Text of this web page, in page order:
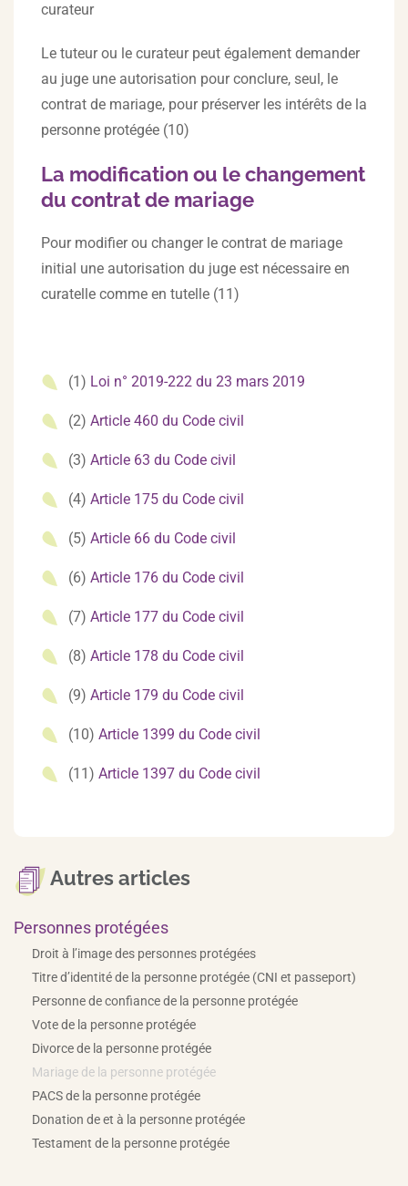
curateur
Le tuteur ou le curateur peut également demander
au juge une autorisation pour conclure, seul, le
contrat de mariage, pour préserver les intérêts de la
personne protégée (10)
La modification ou le changement
du contrat de mariage
Pour modifier ou changer le contrat de mariage
initial une autorisation du juge est nécessaire en
curatelle comme en tutelle (11)
(1) Loi n° 2019-222 du 23 mars 2019
(2) Article 460 du Code civil
(3) Article 63 du Code civil
(4) Article 175 du Code civil
(5) Article 66 du Code civil
(6) Article 176 du Code civil
(7) Article 177 du Code civil
(8) Article 178 du Code civil
(9) Article 179 du Code civil
(10) Article 1399 du Code civil
(11) Article 1397 du Code civil
Autres articles
Personnes protégées
Droit à l’image des personnes protégées
Titre d’identité de la personne protégée (CNI et passeport)
Personne de confiance de la personne protégée
Vote de la personne protégée
Divorce de la personne protégée
Mariage de la personne protégée
PACS de la personne protégée
Donation de et à la personne protégée
Testament de la personne protégée